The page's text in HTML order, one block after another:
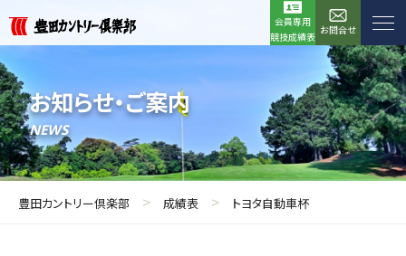
会員専用
競技成績表
お問合せ
お知らせ・ご案内
NEWS
豊田カントリー倶楽部 > 成績表 > トヨタ自動車杯